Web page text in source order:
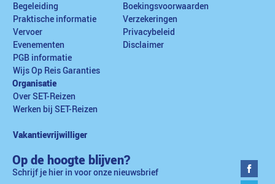
Begeleiding
Praktische informatie
Vervoer
Evenementen
PGB informatie
Wijs Op Reis Garanties
Boekingsvoorwaarden
Verzekeringen
Privacybeleid
Disclaimer
Organisatie
Over SET-Reizen
Werken bij SET-Reizen
Vakantievrijwilliger
Op de hoogte blijven?
Schrijf je hier in voor onze nieuwsbrief